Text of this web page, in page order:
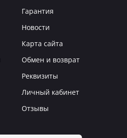
Гарантия
Новости
Карта сайта
Обмен и возврат
Реквизиты
Личный кабинет
Отзывы